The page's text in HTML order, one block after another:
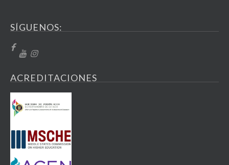
SÍGUENOS:
ACREDITACIONES